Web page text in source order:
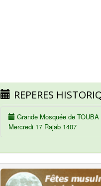
REPERES
Grande Mosquée de TOUBA
Mercredi 17 Rajab 1407